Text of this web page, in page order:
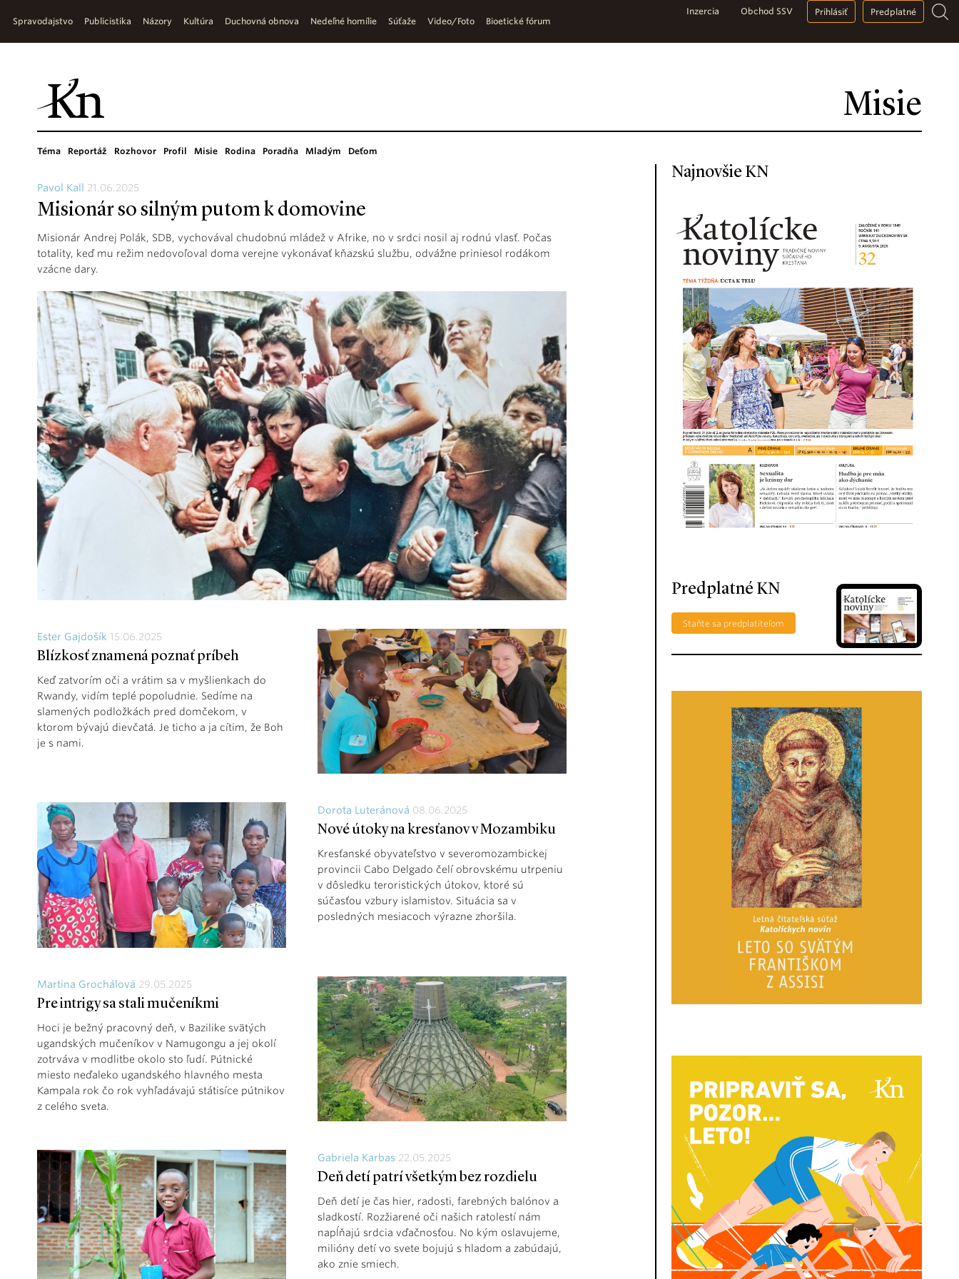
Misie
Spravodajstvo Publicistika Názory Kultúra Duchovná obnova Nedeľné homílie Súťaže Video/Foto Bioetické fórum
Inzercia Obchod SSV Prihlásiť Predplatné
Téma Reportáž Rozhovor Profil Misie Rodina Poradňa Mladým Deťom
Pavol Kall 21.06.2025
Misionár so silným putom k domovine
Misionár Andrej Polák, SDB, vychovával chudobnú mládež v Afrike, no v srdci nosil aj rodnú vlasť. Počas
totality, keď mu režim nedovoľoval doma verejne vykonávať kňazskú službu, odvážne priniesol rodákom
vzácne dary.
Ester Gajdošík 15.06.2025
Blízkosť znamená poznať príbeh
Keď zatvorím oči a vrátim sa v myšlienkach do
Rwandy, vidím teplé popoludnie. Sedíme na
slamených podložkách pred domčekom, v
ktorom bývajú dievčatá. Je ticho a ja cítim, že Boh
je s nami.
Dorota Luteránová 08.06.2025
Nové útoky na kresťanov v Mozambiku
Kresťanské obyvateľstvo v severomozambickej
provincii Cabo Delgado čelí obrovskému utrpeniu
v dôsledku teroristických útokov, ktoré sú
súčasťou vzbury islamistov. Situácia sa v
posledných mesiacoch výrazne zhoršila.
Martina Grochálová 29.05.2025
Pre intrigy sa stali mučeníkmi
Hoci je bežný pracovný deň, v Bazilike svätých
ugandských mučeníkov v Namugongu a jej okolí
zotrváva v modlitbe okolo sto ľudí. Pútnické
miesto neďaleko ugandského hlavného mesta
Kampala rok čo rok vyhľadávajú státisíce pútnikov
z celého sveta.
Gabriela Karbas 22.05.2025
Deň detí patrí všetkým bez rozdielu
Deň detí je čas hier, radosti, farebných balónov a
sladkostí. Rozžiarené oči našich ratolestí nám
napĺňajú srdcia vďačnosťou. No kým oslavujeme,
milióny detí vo svete bojujú s hladom a zabúdajú,
ako znie smiech.
Najnovšie KN
Predplatné KN
Staňte sa predplatiteľom